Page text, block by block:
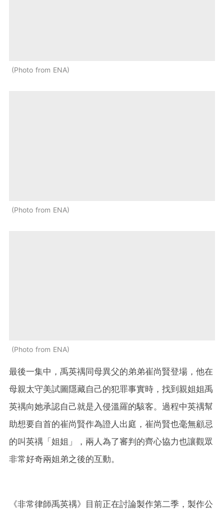
Photo from ENA
Photo from ENA
Photo from ENA
最後一集中，禹英禑同母異父的弟弟崔尚賢登場，他在
母親太守美試圖隱藏自己的犯罪事實時，找到親姐姐禹
英禑向她承認自己就是入侵溫羅的駭客。過程中英禑幫
助想要自首的崔尚賢作為證人出庭，崔尚賢也毫無顧忌
的叫英禑「姐姐」，兩人為了審判的齊心協力也讓觀眾
非常好奇兩姐弟之後的互動。
《非常律師禹英禑》目前正在討論製作第二季，製作公